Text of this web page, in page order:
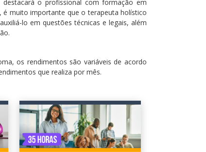
o profissional com formação em
é muito importante que o terapeuta holístico
lo em questões técnicas e legais, além
os rendimentos são variáveis de acordo
que realiza por mês.